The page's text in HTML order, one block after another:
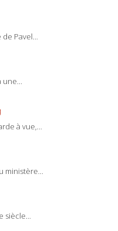
Pavel...
une...
à vue,...
ministère...
siècle...